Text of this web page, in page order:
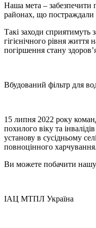
Наша мета – забезпечити
районах, що постраждали
Такі заходи сприятимуть
гігієнічного рівня
погіршення стану
Вбудований фільтр для
15 липня 2022 року
похилого віку та
установу в сусідньому
повноцінного харчування.
Ви можете побачити
ІАЦ МТПЛ Україна